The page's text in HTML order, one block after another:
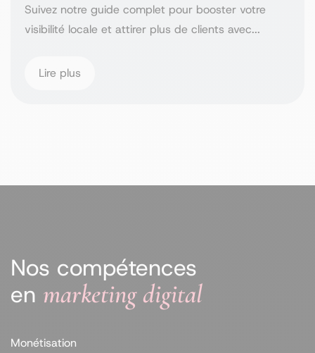
Suivez notre guide complet pour booster votre
visibilité locale et attirer plus de clients avec...
Lire plus
Nos compétences
en marketing digital
Monétisation